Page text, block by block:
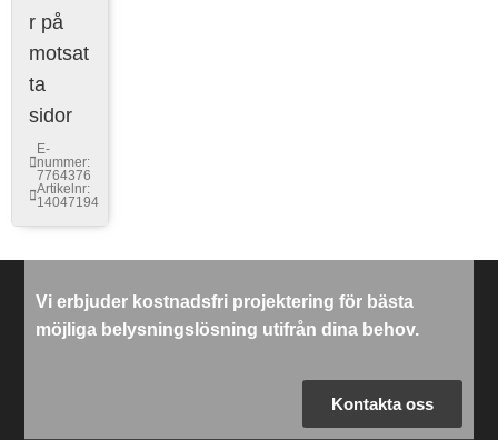
r på
motsat
ta
sidor
E-
nummer:
7764376
Artikelnr:
14047194
Vi erbjuder kostnadsfri projektering för bästa
möjliga belysningslösning utifrån dina behov.
Kontakta oss